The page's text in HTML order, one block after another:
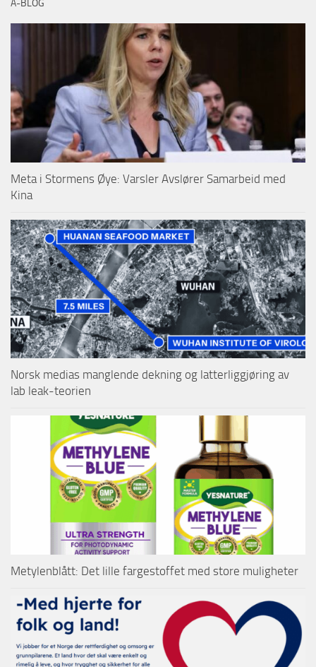
A-BLOG
Meta i Stormens Øye: Varsler Avslører Samarbeid med
Kina
Norsk medias manglende dekning og latterliggjøring av
lab leak-teorien
Metylenblått: Det lille fargestoffet med store muligheter